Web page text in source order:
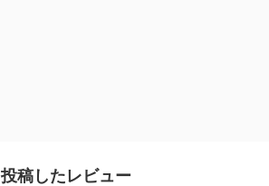
投稿したレビュー